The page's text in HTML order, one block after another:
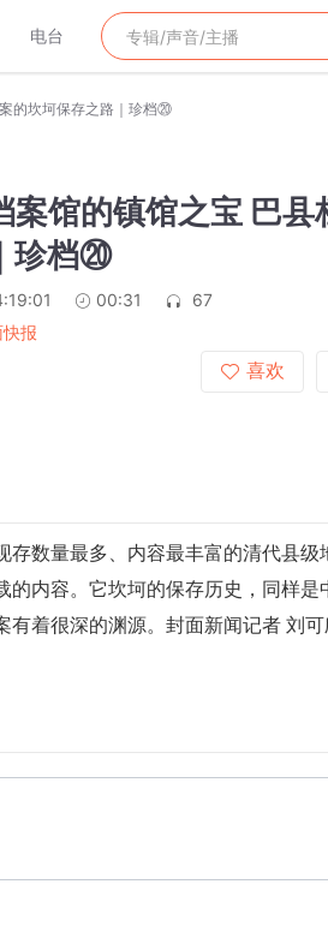
电台
的坎坷保存之路｜珍档⑳
案馆的镇馆之宝 巴县
珍档⑳
00:31
67
报
喜欢
存数量最多、内容最丰富的清代县
内容。它坎坷的保存历史，同样
着很深的渊源。封面新闻记者 刘